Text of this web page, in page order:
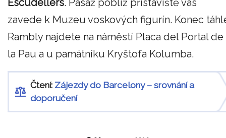
zavede k Muzeu voskových figurín. Konec
Rambly najdete na náměstí Placa del Portal de
la Pau a u památníku Kryštofa Kolumba.
Čtení: Zájezdy do Barcelony – srovnání a
doporučení